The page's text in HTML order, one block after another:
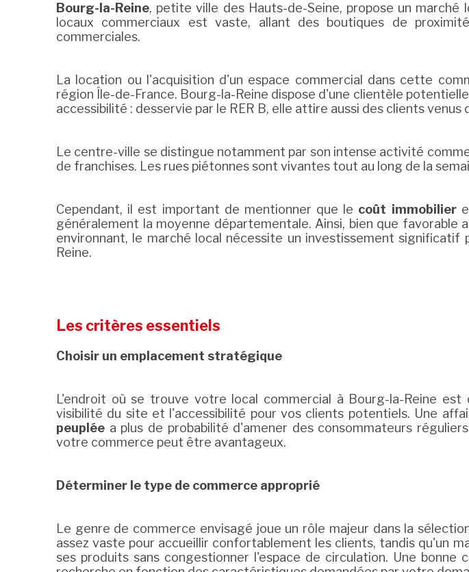
Bourg-la-Reine, petite ville des Hauts-de-Seine, propose un
locaux commerciaux est vaste, allant des boutiques de
commerciales.
La location ou l'acquisition d'un espace commercial dans cette
région Île-de-France. Bourg-la-Reine dispose d'une clientèle
accessibilité : desservie par le RER B, elle attire aussi des clients venus
Le centre-ville se distingue notamment par son intense activité
de franchises. Les rues piétonnes sont vivantes tout au long de la
Cependant, il est important de mentionner que le coût immobilier
généralement la moyenne départementale. Ainsi, bien que
environnant, le marché local nécessite un investissement
Reine.
Les critères essentiels
Choisir un emplacement stratégique
L'endroit où se trouve votre local commercial à Bourg-la-Reine
visibilité du site et l'accessibilité pour vos clients potentiels. Une
peuplée a plus de probabilité d'amener des consommateurs
votre commerce peut être avantageux.
Déterminer le type de commerce approprié
Le genre de commerce envisagé joue un rôle majeur dans la
assez vaste pour accueillir confortablement les clients, tandis qu'un
ses produits sans congestionner l'espace de circulation. Une